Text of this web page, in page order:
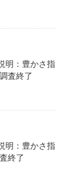
明：豊かさ指
査終了
明：豊かさ指
終了